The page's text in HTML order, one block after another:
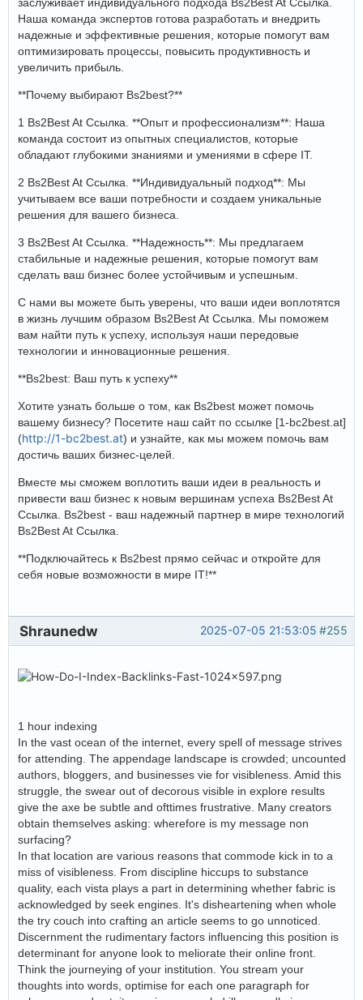
Наша команда экспертов готова разработать и внедрить
надежные и эффективные решения, которые помогут вам
оптимизировать процессы, повысить продуктивность и
увеличить прибыль.
**Почему выбирают Bs2best?**
1 Bs2Best At Ссылка. **Опыт и профессионализм**: Наша
команда состоит из опытных специалистов, которые
обладают глубокими знаниями и умениями в сфере IT.
2 Bs2Best At Ссылка. **Индивидуальный подход**: Мы
учитываем все ваши потребности и создаем уникальные
решения для вашего бизнеса.
3 Bs2Best At Ссылка. **Надежность**: Мы предлагаем
стабильные и надежные решения, которые помогут вам
сделать ваш бизнес более устойчивым и успешным.
С нами вы можете быть уверены, что ваши идеи воплотятся
в жизнь лучшим образом Bs2Best At Ссылка. Мы поможем
вам найти путь к успеху, используя наши передовые
технологии и инновационные решения.
**Bs2best: Ваш путь к успеху**
Хотите узнать больше о том, как Bs2best может помочь
вашему бизнесу? Посетите наш сайт по ссылке [1-bc2best.at]
(http://1-bc2best.at) и узнайте, как мы можем помочь вам
достичь ваших бизнес-целей.
Вместе мы сможем воплотить ваши идеи в реальность и
привести ваш бизнес к новым вершинам успеха Bs2Best At
Ссылка. Bs2best - ваш надежный партнер в мире технологий
Bs2Best At Ссылка.
**Подключайтесь к Bs2best прямо сейчас и откройте для
себя новые возможности в мире IT!**
#255
2025-07-05 21:53:05
Shraunedw
1 hour indexing
In the vast ocean of the internet, every spell of message strives
for attending. The appendage landscape is crowded; uncounted
authors, bloggers, and businesses vie for visibleness. Amid this
struggle, the swear out of decorous visible in explore results
give the axe be subtle and ofttimes frustrative. Many creators
obtain themselves asking: wherefore is my message non
surfacing?
In that location are various reasons that commode kick in to a
miss of visibleness. From discipline hiccups to substance
quality, each vista plays a part in determining whether fabric is
acknowledged by seek engines. It's disheartening when whole
the try couch into crafting an article seems to go unnoticed.
Discernment the rudimentary factors influencing this position is
determinant for anyone look to meliorate their online front.
Think the journeying of your institution. You stream your
thoughts into words, optimise for each one paragraph for